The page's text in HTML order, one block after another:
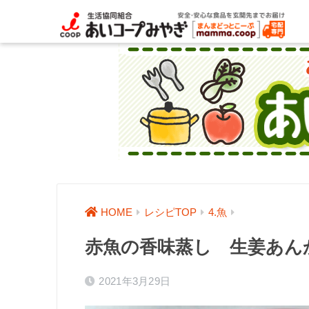
HOME レシピTOP 4.魚
赤魚の香味蒸し 生姜あん
2021年3月29日